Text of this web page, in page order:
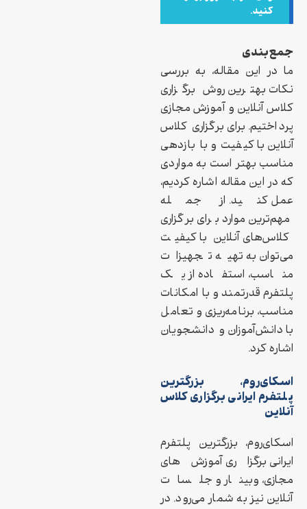
کنید.
جمع‌بندی
ما در این مقاله، به بررسی
نکات بهترین روش برگزاری
کلاس آنلاین و آموزش مجازی
پرداختیم. برای برگزاری کلاس
آنلاین با کیفیت و با بازدهی
مناسب بهتر است به مواردی
که در این مقاله اشاره کردیم،
عمل کنید. از جمله
مهم‌ترین موارد برای برگزاری
کلاس‌های آنلاین با کیفیت
می‌توان به تهیه تجهیزات
مناسب، استفاده از یک
پلتفرم قدرتمند و با امکانات
مناسب، برنامه‌ریزی و تعامل
با دانش‌آموزان و دانشجویان
اشاره کرد.
اسکای‌روم، بزرگترین
پلتفرم ایرانی برگزاری کلاس
آنلاین
اسکای‌روم، بزرگترین پلتفرم
ایرانی برگزاری آموزش‌های
مجازی، وبینار و جلسات
آنلاین نیز به شمار می‌رود. در